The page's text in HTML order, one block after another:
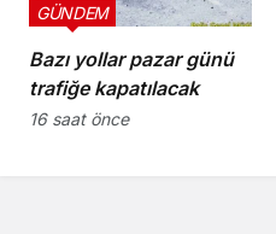
Bazı yollar pazar günü
trafiğe kapatılacak
GÜNDEM
16 saat önce